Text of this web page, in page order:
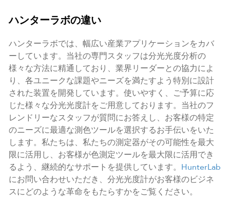
ハンターラボの違い
ハンターラボでは、幅広い産業アプリケーションをカバ
ーしています。当社の専門スタッフは分光光度分析の
様々な方法に精通しており、業界リーダーとの協力によ
り、各ユニークな課題やニーズを満たすよう特別に設計
された装置を開発しています。使いやすく、ご予算に応
じた様々な分光光度計をご用意しております。当社のフ
レンドリーなスタッフが質問にお答えし、お客様の特定
のニーズに最適な測色ツールを選択するお手伝いをいた
します。私たちは、私たちの測定器がその可能性を最大
限に活用し、お客様が色測定ツールを最大限に活用でき
るよう、継続的なサポートを提供しています。 HunterLab
にお問い合わせいただき、分光光度計がお客様のビジネ
スにどのような革命をもたらすかをご覧ください。